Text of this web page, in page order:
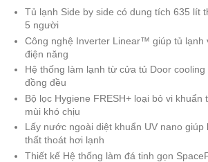
Tủ lạnh Side by side có dung tích 635 lít
5 người
Công nghệ Inverter Linear™ giúp tủ lạnh
điện năng
Hệ thống làm lạnh từ cửa tủ Door
đồng đều
Bộ lọc Hygiene FRESH+ loại bỏ vi khuẩn
mùi khó chịu
Lấy nước ngoài diệt khuẩn UV nano
thất thoát hơi lạnh
Thiết kế Hệ thống làm đá tinh gọn